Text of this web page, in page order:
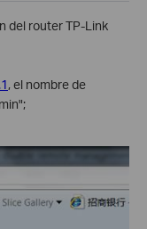
del router TP-Link
, el nombre de